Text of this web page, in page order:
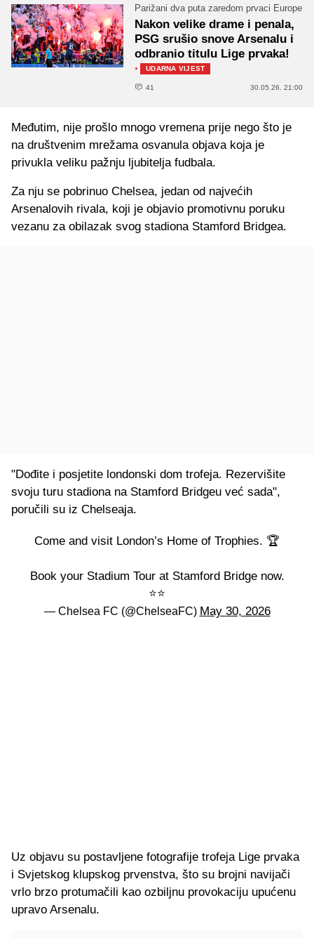
Parižani dva puta zaredom prvaci Europe
Nakon velike drame i penala,
PSG srušio snove Arsenalu i
odbranio titulu Lige prvaka!
· UDARNA VIJEST
41 30.05.26. 21:00
Međutim, nije prošlo mnogo vremena prije nego što je
na društvenim mrežama osvanula objava koja je
privukla veliku pažnju ljubitelja fudbala.
Za nju se pobrinuo Chelsea, jedan od najvećih
Arsenalovih rivala, koji je objavio promotivnu poruku
vezanu za obilazak svog stadiona Stamford Bridgea.
"Dođite i posjetite londonski dom trofeja. Rezervišite
svoju turu stadiona na Stamford Bridgeu već sada",
poručili su iz Chelseaja.
Come and visit London’s Home of Trophies. 🏆
Book your Stadium Tour at Stamford Bridge now.
⭐️⭐️
— Chelsea FC (@ChelseaFC) May 30, 2026
Uz objavu su postavljene fotografije trofeja Lige prvaka
i Svjetskog klupskog prvenstva, što su brojni navijači
vrlo brzo protumačili kao ozbiljnu provokaciju upućenu
upravo Arsenalu.